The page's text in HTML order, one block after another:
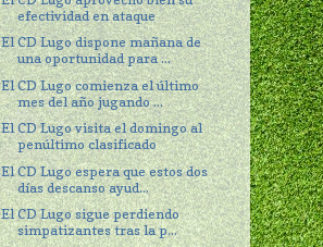
efectividad en ataque
El CD Lugo dispone mañana de
una oportunidad para ...
El CD Lugo comienza el último
mes del año jugando ...
El CD Lugo visita el domingo al
penúltimo clasificado
El CD Lugo espera que estos dos
días descanso ayud...
El CD Lugo sigue perdiendo
simpatizantes tras la p...